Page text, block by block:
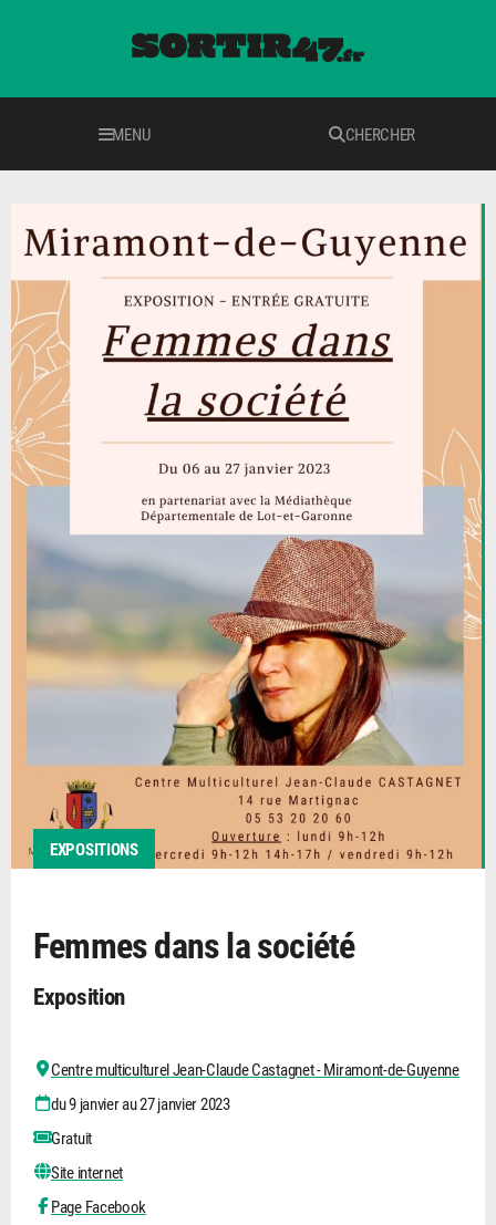
MENU CHERCHER
EXPOSITIONS
Femmes dans la société
Exposition
Centre multiculturel Jean-Claude Castagnet - Miramont-de-Guyenne
du 9 janvier au 27 janvier 2023
Gratuit
Site internet
Page Facebook